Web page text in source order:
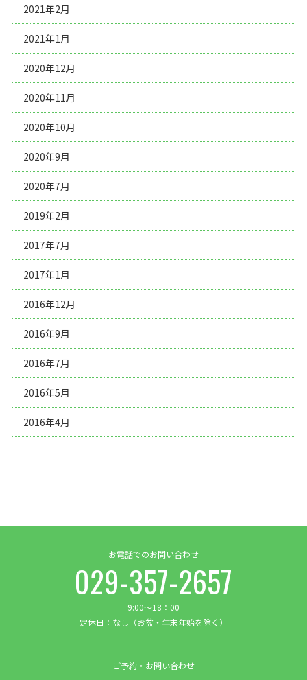
2021年2月
2021年1月
2020年12月
2020年11月
2020年10月
2020年9月
2020年7月
2019年2月
2017年7月
2017年1月
2016年12月
2016年9月
2016年7月
2016年5月
2016年4月
お電話でのお問い合わせ
029-357-2657
9:00～18：00
定休日：なし（お盆・年末年始を除く）
ご予約・お問い合わせ